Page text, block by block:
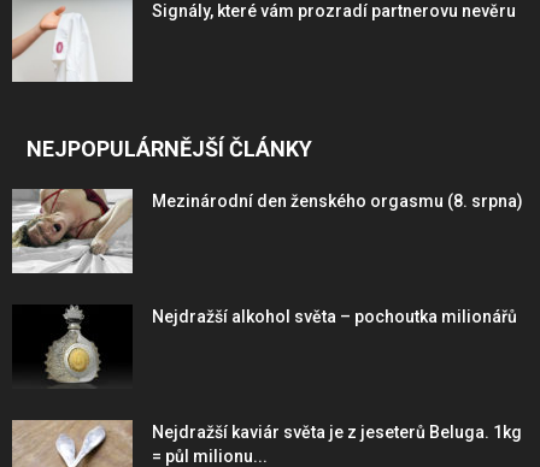
Signály, které vám prozradí partnerovu nevěru
NEJPOPULÁRNĚJŠÍ ČLÁNKY
Mezinárodní den ženského orgasmu (8. srpna)
Nejdražší alkohol světa – pochoutka milionářů
Nejdražší kaviár světa je z jeseterů Beluga. 1kg
= půl milionu...